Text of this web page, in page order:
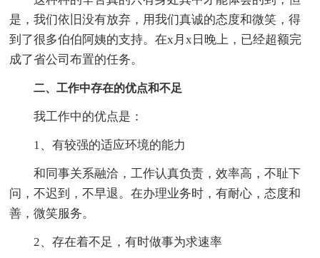
是，我们依旧没有放弃，用我们真诚的态度和微笑，得
到了很多伯伯阿姨的支持。在x月x日晚上，已经超额完
成了省公司布置的任务。
二、工作中存在的优点和不足
我工作中的优点是：
1、有较强的适应环境的能力
和同事关系融洽，工作认真负责，效率高，不耻下
问，不迟到，不早退。在办理业务时，有耐心，态度和
善，微笑服务。
2、存在着不足，有时做事为求速率